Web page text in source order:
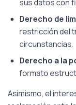
sus datos con
Derecho de
restricción del
circunstancias.
Derecho a la
formato
Asimismo, el